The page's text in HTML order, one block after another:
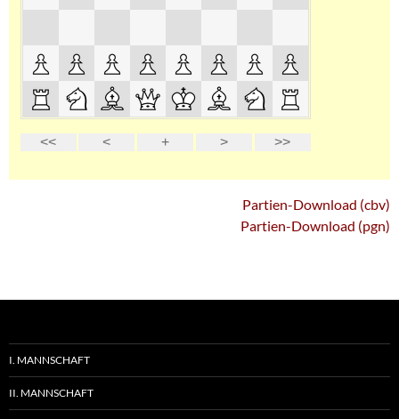
Partien-Download (cbv)
Partien-Download (pgn)
I. MANNSCHAFT
II. MANNSCHAFT